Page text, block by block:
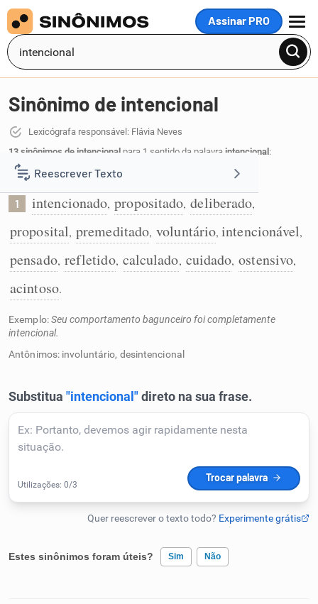
Assinar PRO
MENU
Reescrever Texto
Resumir Texto
Corrigir Texto
Detector de IA
Humanizador de IA
Cata-letras
Conexões
Caça-palavras
Sinônimo de intencional
Lexicógrafa responsável: Flávia Neves
13 sinônimos de intencional para 1 sentido da palavra intencional :
Que foi feito de propósito, com intenção:
1 intencionado, propositado, deliberado,
proposital, premeditado, voluntário,intencionável,
pensado, refletido, calculado, cuidado, ostensivo,
acintoso.
Exemplo:Seu comportamento bagunceiro foi completamente
intencional.
Antônimos: involuntário, desintencional
Estes sinônimos foram úteis? Sim Não